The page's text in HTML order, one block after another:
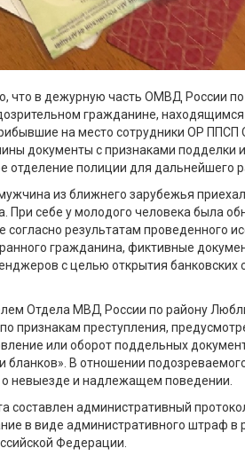
что в дежурную часть ОМВД России
гражданине,
на место сотрудники ОР
документы с признаками подделки
отделение полиции для дальнейшего
из ближнего зарубежья
При себе у молодого человека была
согласно результатам проведенного
гражданина, фиктивные
с целью открытия банковских
Отдела МВД России по району
признакам преступления,
или оборот поддельных
бланков». В отношении
невыезде и надлежащем поведении.
составлен административный
в виде административного штраф в
Федерации.